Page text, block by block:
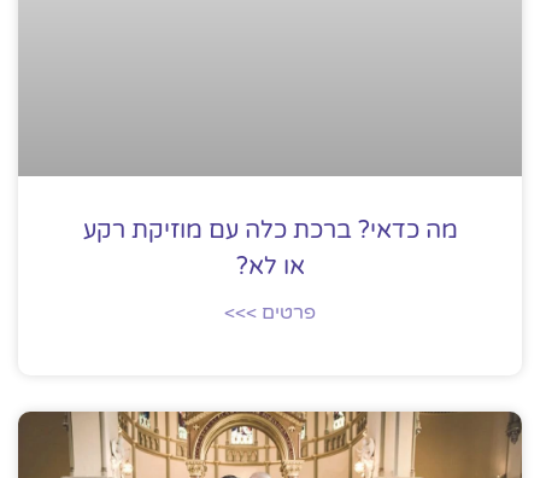
מה כדאי? ברכת כלה עם מוזיקת רקע
או לא?
פרטים >>>